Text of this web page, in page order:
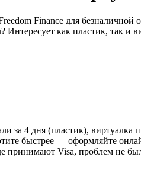
Finance для
как пластик, так и
4 дня (пластик), виртуалка
быстрее — оформляйте
принимают Visa, проблем не